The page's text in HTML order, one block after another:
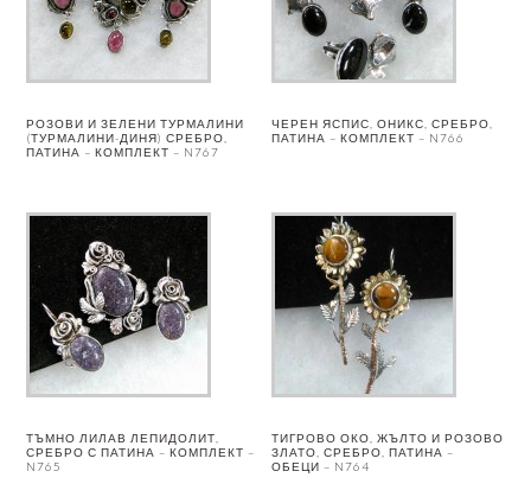
РОЗОВИ И ЗЕЛЕНИ ТУРМАЛИНИ
(ТУРМАЛИНИ-ДИНЯ) СРЕБРО,
ПАТИНА – КОМПЛЕКТ – N767
ЧЕРЕН ЯСПИС, ОНИКС, СРЕБРО,
ПАТИНА – КОМПЛЕКТ – N766
ТЪМНО ЛИЛАВ ЛЕПИДОЛИТ,
СРЕБРО С ПАТИНА – КОМПЛЕКТ –
N765
ТИГРОВО ОКО, ЖЪЛТО И РОЗОВО
ЗЛАТО, СРЕБРО, ПАТИНА –
ОБЕЦИ – N764